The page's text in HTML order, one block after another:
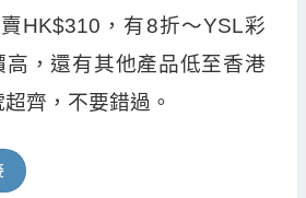
HK$310，有8折～YSL彩
，還有其他產品低至香港
齊，不要錯過。